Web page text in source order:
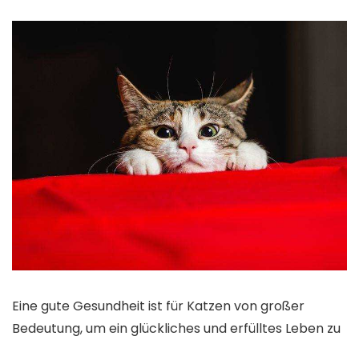
Eine gute Gesundheit ist für Katzen von großer
Bedeutung, um ein glückliches und erfülltes Leben zu